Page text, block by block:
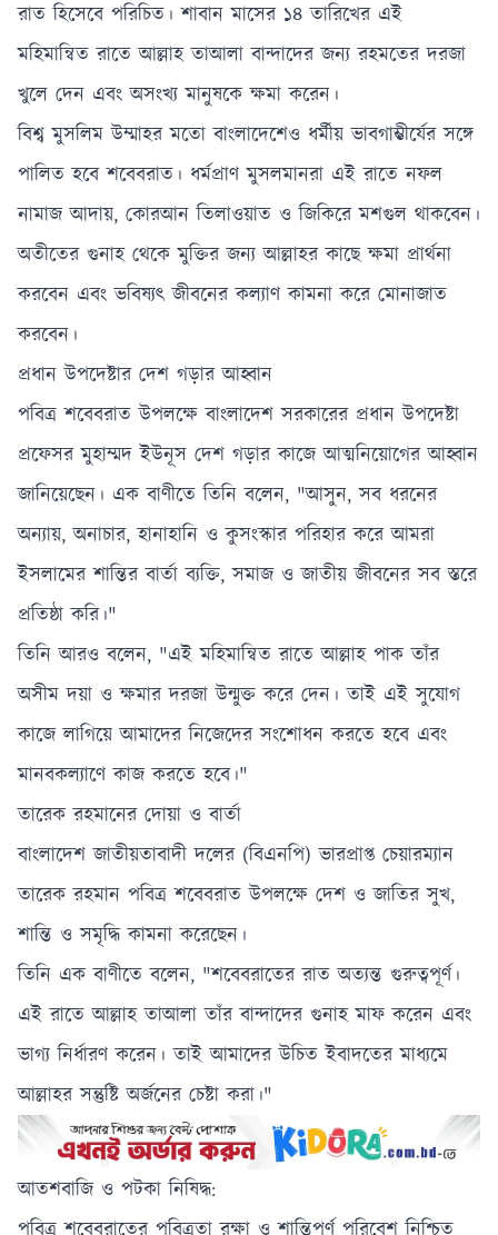
রাত হিসেবে পরিচিত। শাবান মাসের ১৪ তারিখের এই
মহিমান্বিত রাতে আল্লাহ তাআলা বান্দাদের জন্য রহমতের দরজা
খুলে দেন এবং অসংখ্য মানুষকে ক্ষমা করেন।
বিশ্ব মুসলিম উম্মাহর মতো বাংলাদেশেও ধর্মীয় ভাবগাম্ভীর্যের সঙ্গে
পালিত হবে শবেবরাত। ধর্মপ্রাণ মুসলমানরা এই রাতে নফল
নামাজ আদায়, কোরআন তিলাওয়াত ও জিকিরে মশগুল থাকবেন।
অতীতের গুনাহ থেকে মুক্তির জন্য আল্লাহর কাছে ক্ষমা প্রার্থনা
করবেন এবং ভবিষ্যৎ জীবনের কল্যাণ কামনা করে মোনাজাত
করবেন।
প্রধান উপদেষ্টার দেশ গড়ার আহ্বান
পবিত্র শবেবরাত উপলক্ষে বাংলাদেশ সরকারের প্রধান উপদেষ্টা
প্রফেসর মুহাম্মদ ইউনূস দেশ গড়ার কাজে আত্মনিয়োগের আহ্বান
জানিয়েছেন। এক বাণীতে তিনি বলেন, "আসুন, সব ধরনের
অন্যায়, অনাচার, হানাহানি ও কুসংস্কার পরিহার করে আমরা
ইসলামের শান্তির বার্তা ব্যক্তি, সমাজ ও জাতীয় জীবনের সব স্তরে
প্রতিষ্ঠা করি।"
তিনি আরও বলেন, "এই মহিমান্বিত রাতে আল্লাহ পাক তাঁর
অসীম দয়া ও ক্ষমার দরজা উন্মুক্ত করে দেন। তাই এই সুযোগ
কাজে লাগিয়ে আমাদের নিজেদের সংশোধন করতে হবে এবং
মানবকল্যাণে কাজ করতে হবে।"
তারেক রহমানের দোয়া ও বার্তা
বাংলাদেশ জাতীয়তাবাদী দলের (বিএনপি) ভারপ্রাপ্ত চেয়ারম্যান
তারেক রহমান পবিত্র শবেবরাত উপলক্ষে দেশ ও জাতির সুখ,
শান্তি ও সমৃদ্ধি কামনা করেছেন।
তিনি এক বাণীতে বলেন, "শবেবরাতের রাত অত্যন্ত গুরুত্বপূর্ণ।
এই রাতে আল্লাহ তাআলা তাঁর বান্দাদের গুনাহ মাফ করেন এবং
ভাগ্য নির্ধারণ করেন। তাই আমাদের উচিত ইবাদতের মাধ্যমে
আল্লাহর সন্তুষ্টি অর্জনের চেষ্টা করা।"
আতশবাজি ও পটকা নিষিদ্ধ: